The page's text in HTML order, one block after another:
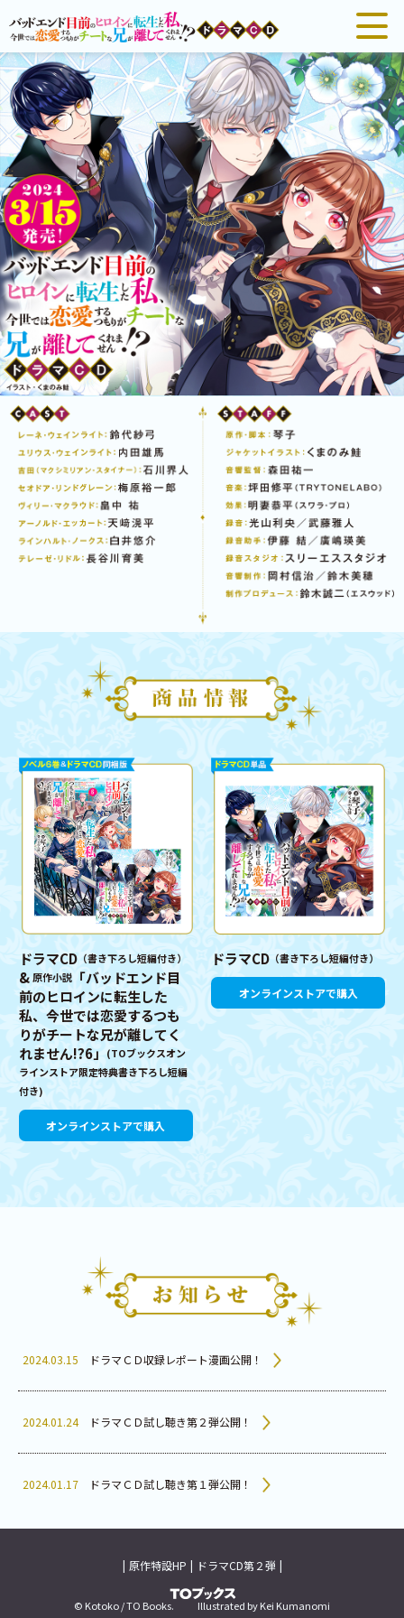
ドラマCD（書き下ろし短編付き）
&原作小説「バッドエンド目
前のヒロインに転生した
私、今世では恋愛するつも
りがチートな兄が離してく
れません!?6」
(TOブックスオン
ラインストア限定特典書き下ろし短編
付き)
オンラインストアで購入
ドラマCD （書き下ろし短編付き）
オンラインストアで購入
2024.03.15 ドラマＣＤ収録レポート漫画公開！
2024.01.24 ドラマＣＤ試し聴き第２弾公開！
2024.01.17 ドラマＣＤ試し聴き第１弾公開！
『バッドエンド目前のヒロインに転生した私、今世では恋
原作特設HP ドラマCD第２弾
© Kotoko / TO Books. Illustrated by Kei Kumanomi